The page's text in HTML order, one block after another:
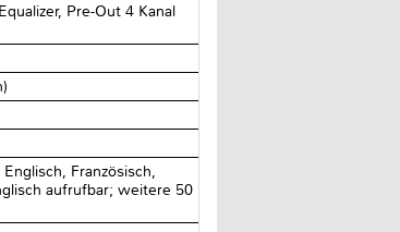
Pre-Out 4 Kanal
Französisch,
aufrufbar; weitere 50